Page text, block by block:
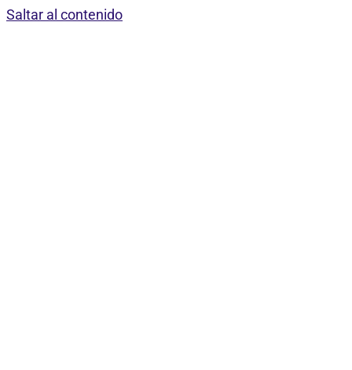
Saltar al contenido